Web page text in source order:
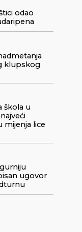
odao
klupskog
škola u
mijenja lice
ugovor